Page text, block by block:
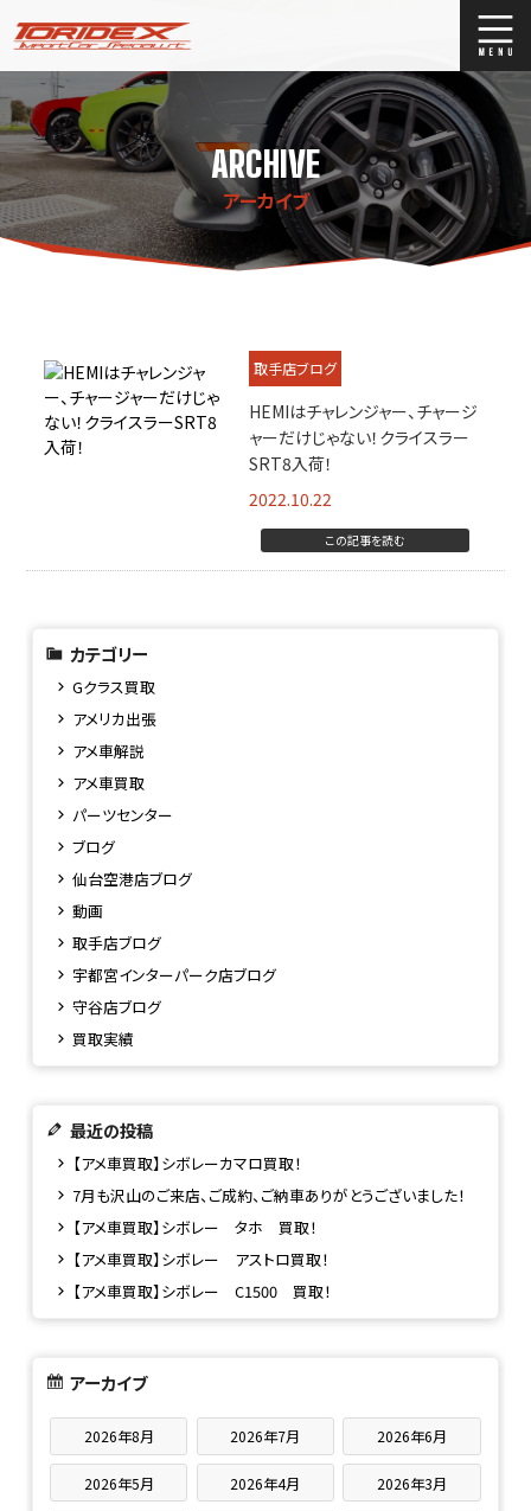
ブログ
Stock list
ストックリスト
買取
ARCHIVE
アーカイブ
取手店ブログ
HEMIはチャレンジャー、チャージ
ャーだけじゃない！クライスラー
SRT8入荷！
2022.10.22
この記事を読む
カテゴリー
Gクラス買取
アメリカ出張
アメ車解説
アメ車買取
パーツセンター
ブログ
仙台空港店ブログ
動画
取手店ブログ
宇都宮インターパーク店ブログ
守谷店ブログ
買取実績
最近の投稿
【アメ車買取】シボレーカマロ買取！
7月も沢山のご来店、ご成約、ご納車ありがとうございました！
【アメ車買取】シボレー タホ 買取！
【アメ車買取】シボレー アストロ買取！
【アメ車買取】シボレー C1500 買取！
アーカイブ
2026年8月 2026年7月 2026年6月
2026年5月 2026年4月 2026年3月